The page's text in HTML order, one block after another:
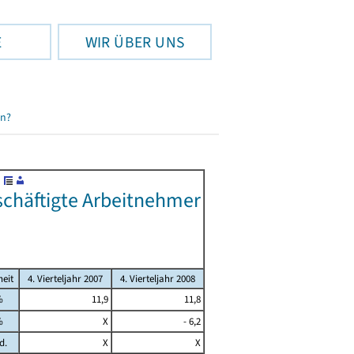
WIR ÜBER UNS
Arbeitnehmer
4. Vierteljahr 2007
4. Vierteljahr 2008
11,9
11,8
X
- 6,2
X
X